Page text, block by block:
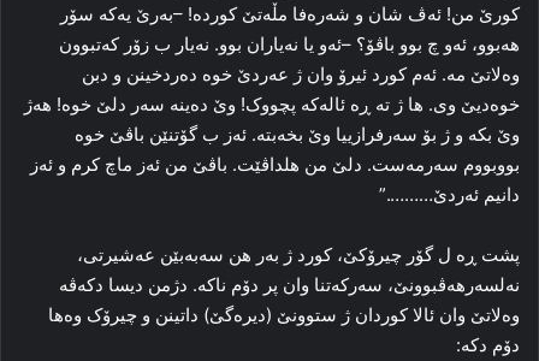
کورێ من! ئه‌ڤ شان و شه‌ره‌فا مڵه‌تێ کورده‌! –به‌رێ یه‌که‌ سۆر
هه‌بوو، ئه‌و چ بوو باڤۆ؟ –ئه‌و یا نه‌یاران بوو. نه‌یار ب زۆر که‌تبوون
وه‌لاتێ مه‌. ئه‌م کورد ئیرۆ وان ژ عه‌ردێ خوه‌ ده‌ردخینن و دبن
خوه‌دیێ وی. ها ژ ته‌ ڕه‌ ئاله‌که‌ پچووک! وێ ده‌ینه‌ سه‌ر دلێ خوه‌! هه‌ژ
وێ بکه‌ و ژ بۆ سه‌رفرازییا وێ بخه‌بته‌. ئه‌ز ب گۆتنێن باڤێ خوه‌
بووبووم سه‌رمه‌ست. دلێ من هلداڤێت. باڤێ من ئه‌ز ماچ کرم و ئه‌ز
دانیم ئه‌ردێ……….”
پشت ڕه‌ ل گۆر چیرۆکێ، کورد ژ به‌ر هن سه‌به‌بێن عه‌شیرتی،
نه‌لسه‌رهه‌ڤبوونێ، سه‌رکه‌تنا وان پر دۆم ناکه‌. دژمن دیسا دکه‌ڤه‌
وه‌لاتێ وان ئالا کوردان ژ ستوونێ (دیره‌گێ) داتینن و چیرۆک وه‌ها
دۆم دکه‌: